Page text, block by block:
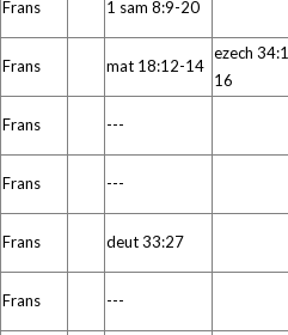
Frans 1 sam 8:9-20
Frans mat 18:12-14
ezech
16
Frans ---
Frans ---
Frans deut 33:27
Frans ---